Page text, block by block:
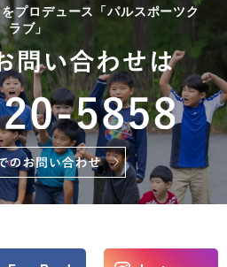
プロデュース「パルスポーツク
ラブ」